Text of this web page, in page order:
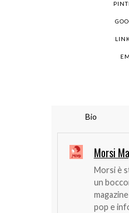
Bio
Morsi
Morsi è
un
pop e